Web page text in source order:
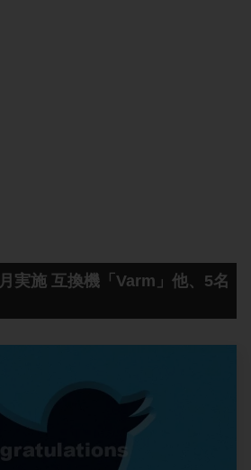
実施 互換機「Varm」他、5名